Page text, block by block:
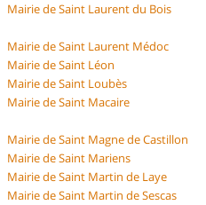
Mairie de Saint Laurent du Bois
Mairie de Saint Laurent Médoc
Mairie de Saint Léon
Mairie de Saint Loubès
Mairie de Saint Macaire
Mairie de Saint Magne de Castillon
Mairie de Saint Mariens
Mairie de Saint Martin de Laye
Mairie de Saint Martin de Sescas